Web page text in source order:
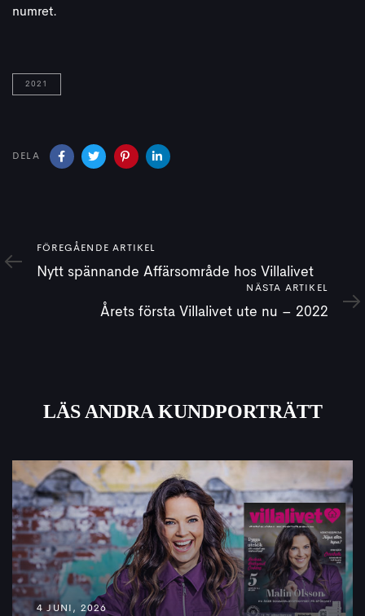
numret.
2021
DELA
Föregående
artikel
FÖREGÅENDE ARTIKEL
Nytt spännande Affärsområde hos Villalivet
artikel
NÄSTA ARTIKEL
Årets första Villalivet ute nu – 2022
LÄS ANDRA KUNDPORTRÄTT
4 JUNI, 2026